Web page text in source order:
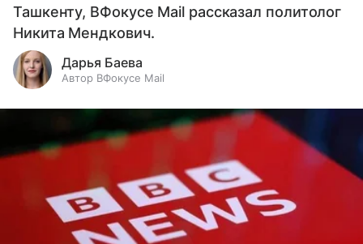
Ташкенту, ВФокусе Mail рассказал политолог
Никита Мендкович.
Дарья Баева
Автор ВФокусе Mail